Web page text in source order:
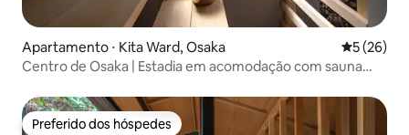
Apartamento ⋅ Kita Ward, Osaka 5 de uma
5 (26)
Centro de Osaka | Estadia em acomodação com sauna
Preferido dos hóspedes